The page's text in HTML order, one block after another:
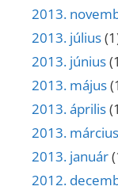
2013.
2013. július
2013. június
2013. május
2013. április
2013. március
2013. január
2012.